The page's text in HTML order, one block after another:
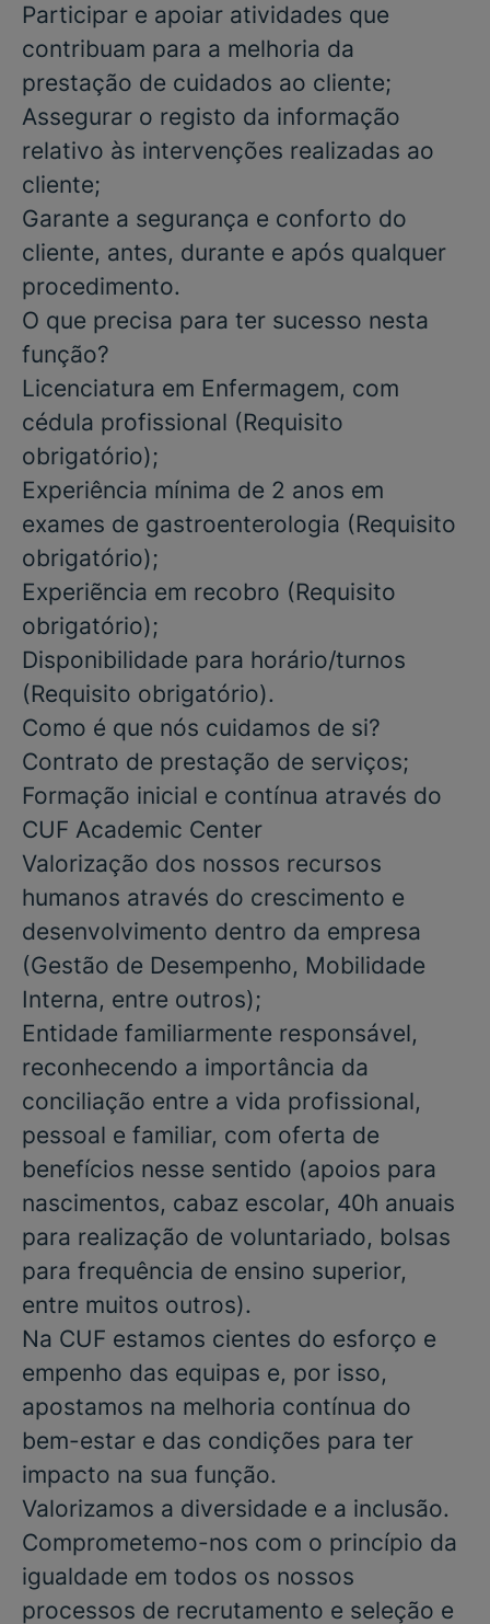
Participar e apoiar atividades que
contribuam para a melhoria da
prestação de cuidados ao cliente;
Assegurar o registo da informação
relativo às intervenções realizadas ao
cliente;
Garante a segurança e conforto do
cliente, antes, durante e após qualquer
procedimento.
O que precisa para ter sucesso nesta
função?
Licenciatura em Enfermagem, com
cédula profissional (Requisito
obrigatório);
Experiência mínima de 2 anos em
exames de gastroenterologia (Requisito
obrigatório);
Experiẽncia em recobro (Requisito
obrigatório);
Disponibilidade para horário/turnos
(Requisito obrigatório).
Como é que nós cuidamos de si?
Contrato de prestação de serviços;
Formação inicial e contínua através do
CUF Academic Center
Valorização dos nossos recursos
humanos através do crescimento e
desenvolvimento dentro da empresa
(Gestão de Desempenho, Mobilidade
Interna, entre outros);
Entidade familiarmente responsável,
reconhecendo a importância da
conciliação entre a vida profissional,
pessoal e familiar, com oferta de
benefícios nesse sentido (apoios para
nascimentos, cabaz escolar, 40h anuais
para realização de voluntariado, bolsas
para frequência de ensino superior,
entre muitos outros).
Na CUF estamos cientes do esforço e
empenho das equipas e, por isso,
apostamos na melhoria contínua do
bem-estar e das condições para ter
impacto na sua função.
Valorizamos a diversidade e a inclusão.
Comprometemo-nos com o princípio da
igualdade em todos os nossos
processos de recrutamento e seleção e